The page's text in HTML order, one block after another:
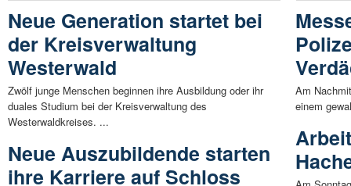
Neue Generation startet bei
der Kreisverwaltung
Westerwald
Zwölf junge Menschen beginnen ihre Ausbildung oder ihr
duales Studium bei der Kreisverwaltung des
Westerwaldkreises. ...
Neue Auszubildende starten
ihre Karriere auf Schloss
Am
einem